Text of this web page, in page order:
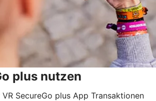
plus nutzen
SecureGo plus App Transaktionen